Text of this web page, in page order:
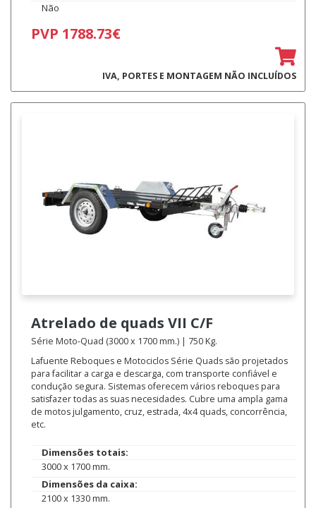
Não
PVP 1788.73€
IVA, PORTES E MONTAGEM NÃO INCLUÍDOS
Atrelado de quads VII C/F
Série Moto-Quad (3000 x 1700 mm.) | 750 Kg.
Lafuente Reboques e Motociclos Série Quads são projetados
para facilitar a carga e descarga, com transporte confiável e
condução segura. Sistemas oferecem vários reboques para
satisfazer todas as suas necesidades. Cubre uma ampla gama
de motos julgamento, cruz, estrada, 4x4 quads, concorrência,
etc.
Dimensões totais:
3000 x 1700 mm.
Dimensões da caixa:
2100 x 1330 mm.